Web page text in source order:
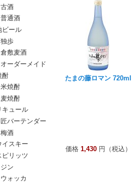
たまの藤ロマン 720ml
価格 1,430円（税込）
古酒
普通酒
ビール
独歩
倉敷麦酒
オーダーメイド
酎
米焼酎
麦焼酎
キュール
匠バーテンダー
梅酒
イスキー
ピリッツ
ジン
ウォッカ